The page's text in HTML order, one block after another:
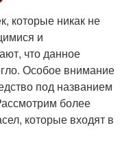
которые никак не
и
что данное
Особое внимание
под названием
более
которые входят в